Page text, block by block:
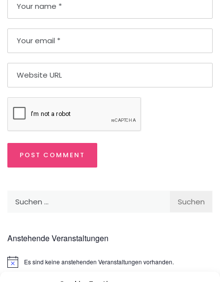
Anstehende Veranstaltungen
HinweisEs sind keine anstehenden Veranstaltungen vorhanden.